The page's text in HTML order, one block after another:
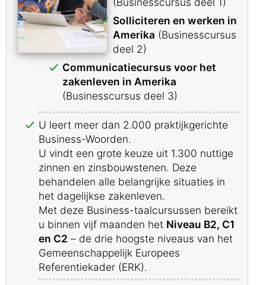
Solliciteren en werken in
Amerika (Businesscursus
deel 2)
Communicatiecursus voor het
zakenleven in Amerika
(Businesscursus deel 3)
U leert meer dan 2.000 praktijkgerichte
Business-Woorden.
U vindt een grote keuze uit 1.300 nuttige
zinnen en zinsbouwstenen. Deze
behandelen alle belangrijke situaties in
het dagelijkse zakenleven.
Met deze Business-taalcursussen bereikt
u binnen vijf maanden het Niveau B2, C1
en C2 – de drie hoogste niveaus van het
Gemeenschappelijk Europees
Referentiekader (ERK).